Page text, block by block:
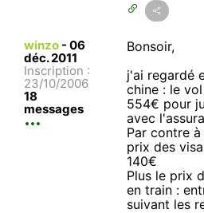
winzo - 06
déc. 2011
Inscription :
23/10/2006
18
messages
Bonsoir,
j'ai regardé
chine : le
554€ pour
avec
Par contre
prix des
140€
Plus le prix
en train :
suivant les